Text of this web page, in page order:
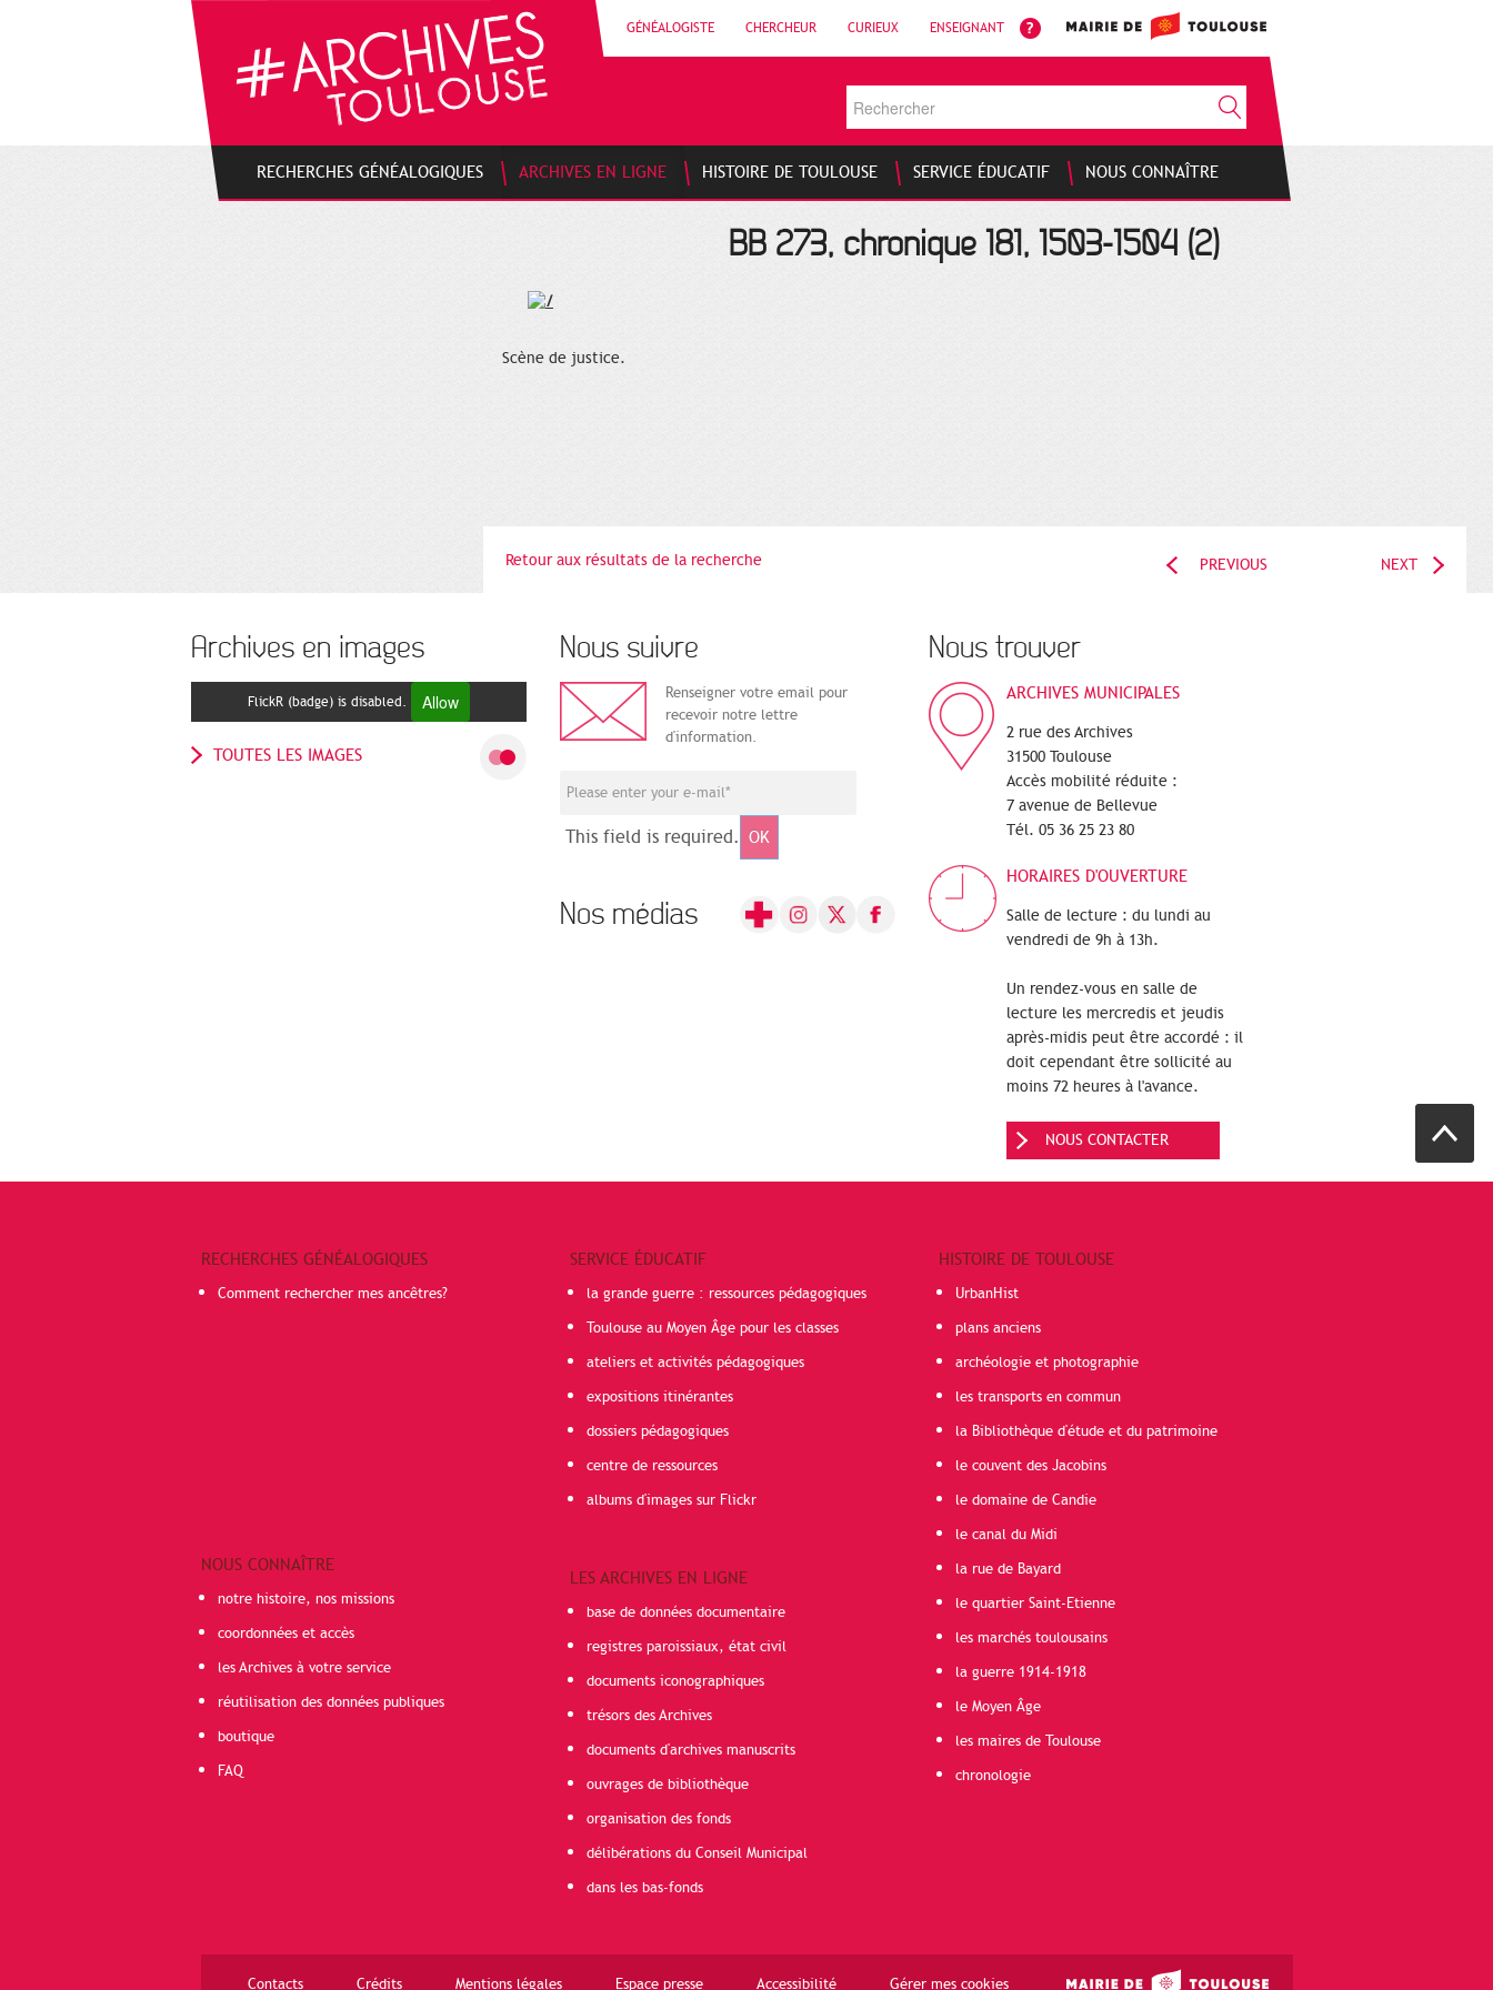
GÉNÉALOGISTE CHERCHEUR CURIEUX ENSEIGNANT
RECHERCHES GÉNÉALOGIQUES ARCHIVES EN LIGNE HISTOIRE DE TOULOUSE SERVICE ÉDUCATIF NOUS CONNAÎTRE
BB 273, chronique 181, 1503-1504 (2)
Scène de justice.
Retour aux résultats de la recherche PREVIOUS NEXT
Archives en images
FlickR (badge) is disabled. Allow
TOUTES LES IMAGES
Nous suivre
Renseigner votre email pour
recevoir notre lettre
d'information.
This field is required. OK
Nos médias
Nous trouver
ARCHIVES MUNICIPALES
2 rue des Archives
31500 Toulouse
Accès mobilité réduite :
7 avenue de Bellevue
Tél. 05 36 25 23 80
HORAIRES D'OUVERTURE
Salle de lecture : du lundi au
vendredi de 9h à 13h.
Un rendez-vous en salle de
lecture les mercredis et jeudis
après-midis peut être accordé : il
doit cependant être sollicité au
moins 72 heures à l'avance.
NOUS CONTACTER
RECHERCHES GÉNÉALOGIQUES
Comment rechercher mes ancêtres?
NOUS CONNAÎTRE
notre histoire, nos missions
coordonnées et accès
les Archives à votre service
réutilisation des données publiques
boutique
FAQ
SERVICE ÉDUCATIF
la grande guerre : ressources pédagogiques
Toulouse au Moyen Âge pour les classes
ateliers et activités pédagogiques
expositions itinérantes
dossiers pédagogiques
centre de ressources
albums d'images sur Flickr
LES ARCHIVES EN LIGNE
base de données documentaire
registres paroissiaux, état civil
documents iconographiques
trésors des Archives
documents d'archives manuscrits
ouvrages de bibliothèque
organisation des fonds
délibérations du Conseil Municipal
dans les bas-fonds
HISTOIRE DE TOULOUSE
UrbanHist
plans anciens
archéologie et photographie
les transports en commun
la Bibliothèque d'étude et du patrimoine
le couvent des Jacobins
le domaine de Candie
le canal du Midi
la rue de Bayard
le quartier Saint-Etienne
les marchés toulousains
la guerre 1914-1918
le Moyen Âge
les maires de Toulouse
chronologie
Contacts Crédits Mentions légales Espace presse Accessibilité Gérer mes cookies
Cookies management panel